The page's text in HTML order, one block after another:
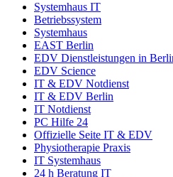
Systemhaus IT
Betriebssystem
Systemhaus
EAST Berlin
EDV Dienstleistungen in
EDV Science
IT & EDV Notdienst
IT & EDV Berlin
IT Notdienst
PC Hilfe 24
Offizielle Seite IT & EDV
Physiotherapie Praxis
IT Systemhaus
24 h Beratung IT